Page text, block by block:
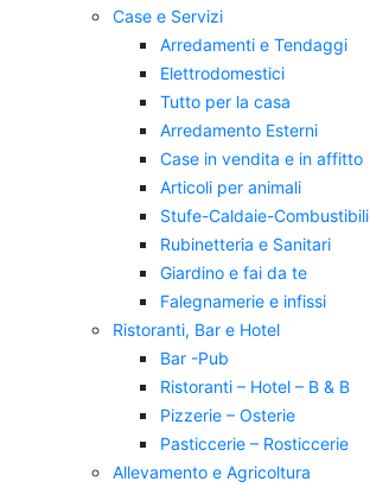
Case e Servizi
Arredamenti e Tendaggi
Elettrodomestici
Tutto per la casa
Arredamento Esterni
Case in vendita e in affitto
Articoli per animali
Stufe-Caldaie-Combustibili
Rubinetteria e Sanitari
Giardino e fai da te
Falegnamerie e infissi
Ristoranti, Bar e Hotel
Bar -Pub
Ristoranti – Hotel – B & B
Pizzerie – Osterie
Pasticcerie – Rosticcerie
Allevamento e Agricoltura